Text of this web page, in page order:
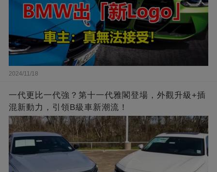
2024/11/18
一代更比一代強？第十一代雅閣登場，外觀升級+插
混新動力，引領B級車新潮流！